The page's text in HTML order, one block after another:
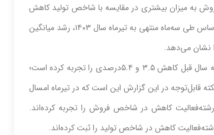
به میزان بیشتری در مقایسه با شاخص تولید کاهش
یافته است؛ موضوعی که بیانگر حادتر شدن بحران تقاضا در بنگاه‌‌‌‌‌‌های صنعتی است. بر این اساس طی‌‌‌ سه‌‌‌ماه‌‌‌ منتهی‌‌‌ به‌‌‌ تیرماه سال ١٤٠٣، رشد میانگین‌‌‌
در تیرماه سال ١٤٠٣، شاخص‌‌‌ تولید و فروش شرکت‌های صنعتی‌‌‌ بورسی‌‌‌ نسبت‌‌‌ به‌‌‌ ماه مشابه‌‌‌ سال قبل‌‌‌ کاهش‌‌‌ ۳.۵ و ۵.۴درصدی‌‌‌ را تجربه‌‌‌ کرده است‌‌‌؛
ماه قبل کاهش‌‌‌ ٨ و ۹.۸درصدی‌‌‌ داشته‌‌‌اند. نکته قابل‌توجه در این گزارش این است که در تیرماه امسال
بین‌‌‌ ١٥رشته‌‌‌فعالیت‌‌‌ صنعتی‌‌‌ بورسی‌‌‌، تنها ٤رشته‌‌‌فعالیت‌‌‌ افزایش‌‌‌ در شاخص‌‌‌ فروش و ١١رشته‌‌‌فعالیت‌‌‌ کاهش‌‌‌ در شاخص‌‌‌ فروش را تجربه‌‌‌ کرده‌اند.